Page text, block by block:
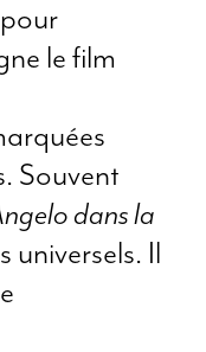
le film
Souvent
dans la
universels. Il